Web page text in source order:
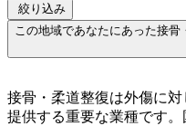
絞り込み
この地域であなたにあった接
接骨・柔道整復は外傷に
提供する重要な業種です